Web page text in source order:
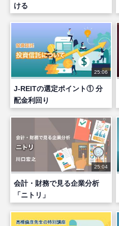
ける
25:06
J-REITの選定ポイント① 分
配金利回り
25:04
会計・財務で見る企業分析
「ニトリ」